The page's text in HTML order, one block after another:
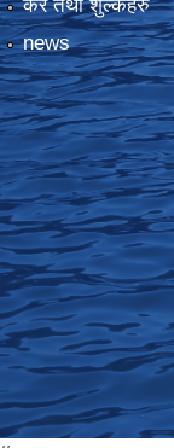
कर तथा शुल्कहरु
news